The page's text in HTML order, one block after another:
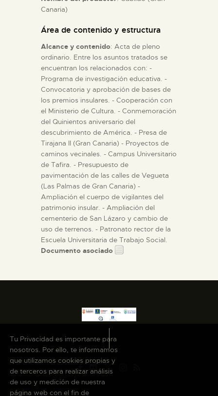
Canaria)
Área de contenido y estructura
Alcance y contenido: Acta de pleno
ordinario. Entre los asuntos tratados se
encuentran los relacionados con: -
Programa de investigación educativa. -
Convocatoria y aprobación de bases de
los premios insulares. - Cooperación con
el Ministerio de Cultura. - Conmemoración
del Quinientos aniversario del
descubrimiento de América. - Presa de
Tirajana II (Gran Canaria) - Proyectos de
caminos vecinales. - Campus Universitario
de Tafira. - Presupuesto de
pavimentación de las calles de Vegueta
(Las Palmas de Gran Canaria) -
Ampliación el cuerpo de vigilantes del
patrimonio insular. - Ampliación del
cementerio de San Lázaro y cambio de
uso de terrenos. - Patronato rector de la
Escuela Universitaria de Trabajo Social.
Documento asociado
Tu Privacidad es importante para
nosotros. Por ello, te informamos
que utilizamos cookies propias y
de terceros para realizar análisis
de uso y medición de nuestra
página web con el fin de